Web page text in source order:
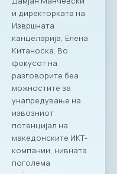
регионалниот
раст, отворање
нови пазари и
воспоставување
директни
партнерства
помеѓу компаниите
од двете земји.
Програма на
настанот Настанот
ќе биде отворен со
обраќања на
високо
министерско и